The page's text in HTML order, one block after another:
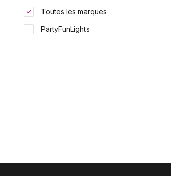
Toutes les marques
PartyFunLights